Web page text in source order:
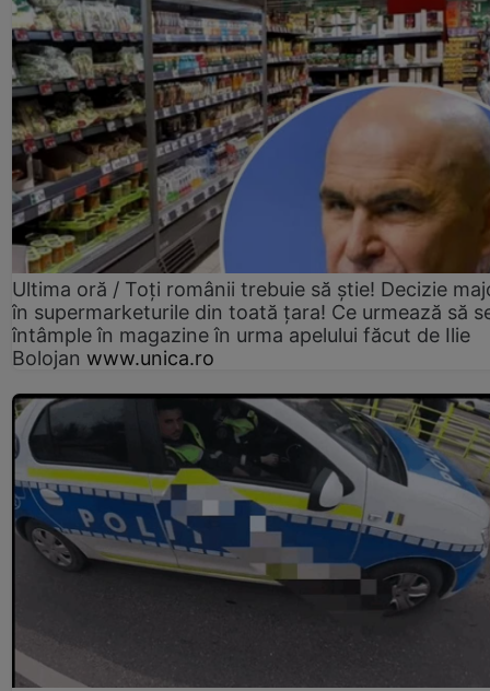
Ultima oră / Toți românii trebuie să știe! Decizie
în supermarketurile din toată țara! Ce urmează să
întâmple în magazine în urma apelului făcut de Ilie
Bolojan www.unica.ro